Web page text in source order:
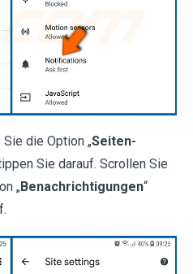
die Option „Seiten-
Sie darauf. Scrollen Sie
„Benachrichtigungen“